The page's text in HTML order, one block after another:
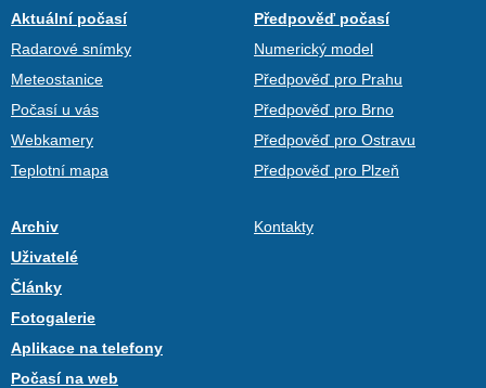
Aktuální počasí
Radarové snímky
Meteostanice
Počasí u vás
Webkamery
Teplotní mapa
Předpověď počasí
Numerický model
Předpověď pro Prahu
Předpověď pro Brno
Předpověď pro Ostravu
Předpověď pro Plzeň
Archiv
Uživatelé
Články
Fotogalerie
Aplikace na telefony
Počasí na web
Kontakty